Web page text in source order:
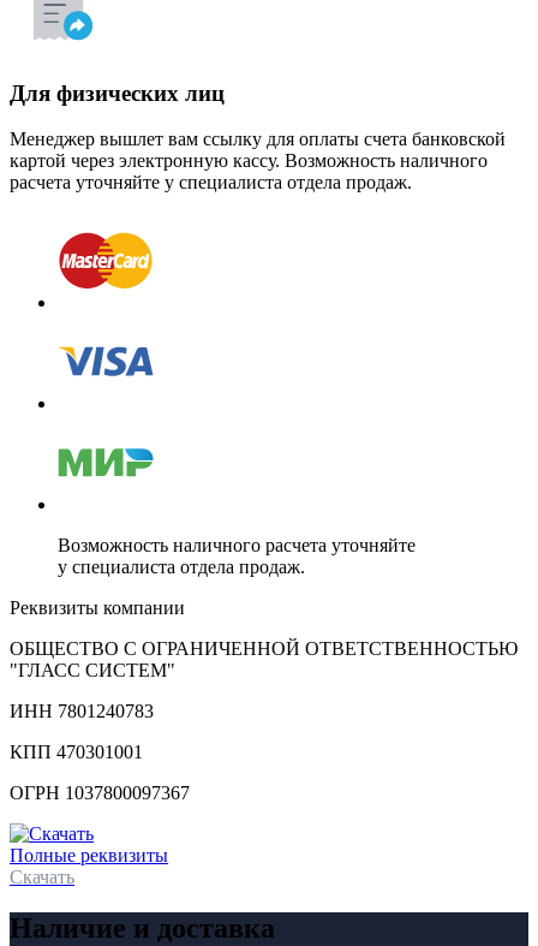
Для физических лиц
Менеджер вышлет вам ссылку для оплаты счета банковской
картой через электронную кассу. Возможность наличного
расчета уточняйте у специалиста отдела продаж.
Возможность наличного расчета уточняйте
у специалиста отдела продаж.
Реквизиты компании
ОБЩЕСТВО С ОГРАНИЧЕННОЙ ОТВЕТСТВЕННОСТЬЮ
"ГЛАСС СИСТЕМ"
ИНН 7801240783
КПП 470301001
ОГРН 1037800097367
Полные реквизиты
Скачать
Наличие и доставка